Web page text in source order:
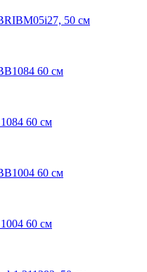
50 см
60 см
60 см